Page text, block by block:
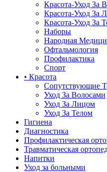
Красота-Уход За
Красота-Уход За
Красота-Уход За
Наборы
Народная
Офтальмология
Профилактика
Спорт
• Красота
Сопутствующие
Уход За Волосами
Уход За Лицом
Уход За Телом
Гигиена
Диагностика
Профилактическая
Травматическая
Напитки
Уход за больными